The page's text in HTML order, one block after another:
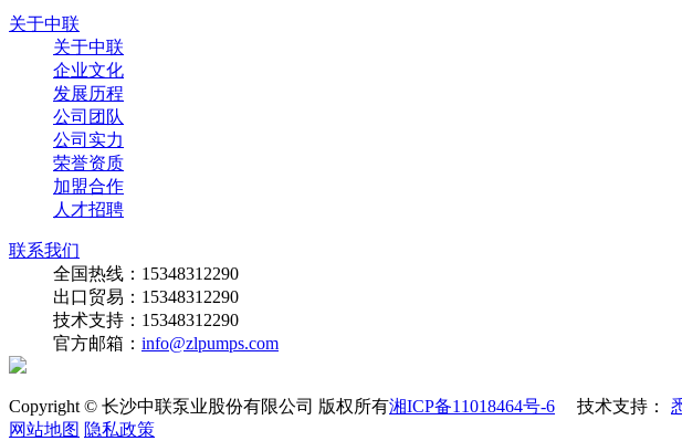
关于中联
关于中联
企业文化
发展历程
公司团队
公司实力
荣誉资质
加盟合作
人才招聘
联系我们
全国热线：15348312290
出口贸易：15348312290
技术支持：15348312290
官方邮箱： info@zlpumps.com
Copyright © 长沙中联泵业股份有限公司 版权所有湘ICP备11018464号-6 技术支持：
网站地图 隐私政策